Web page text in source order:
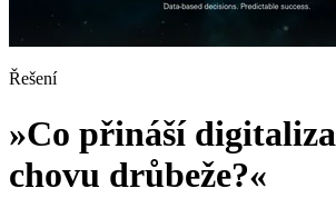
Řešení
»Co přináší
chovu drůbeže?«